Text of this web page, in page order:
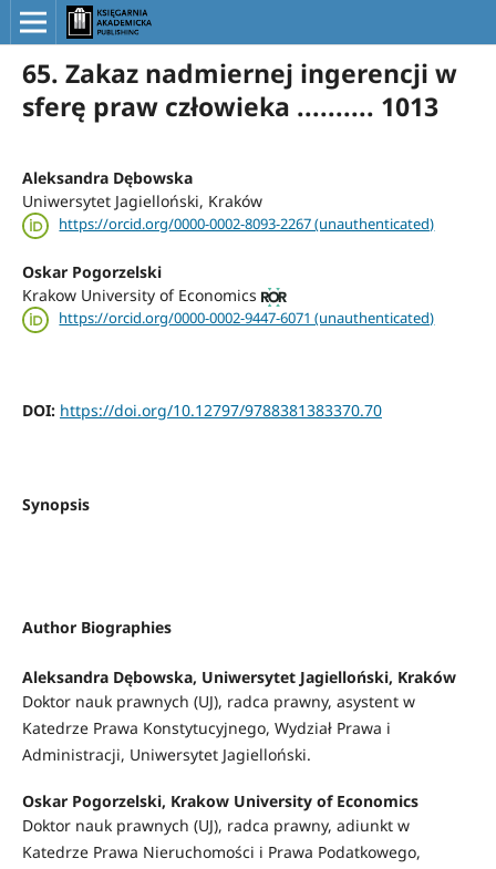
65. Zakaz nadmiernej ingerencji w
sferę praw człowieka .......... 1013
Aleksandra Dębowska
Uniwersytet Jagielloński, Kraków
https://orcid.org/0000-0002-8093-2267 (unauthenticated)
Oskar Pogorzelski
Krakow University of Economics
https://orcid.org/0000-0002-9447-6071 (unauthenticated)
DOI: https://doi.org/10.12797/9788381383370.70
Synopsis
Author Biographies
Aleksandra Dębowska, Uniwersytet Jagielloński, Kraków
Doktor nauk prawnych (UJ), radca prawny, asystent w
Katedrze Prawa Konstytucyjnego, Wydział Prawa i
Administracji, Uniwersytet Jagielloński.
Oskar Pogorzelski, Krakow University of Economics
Doktor nauk prawnych (UJ), radca prawny, adiunkt w
Katedrze Prawa Nieruchomości i Prawa Podatkowego,